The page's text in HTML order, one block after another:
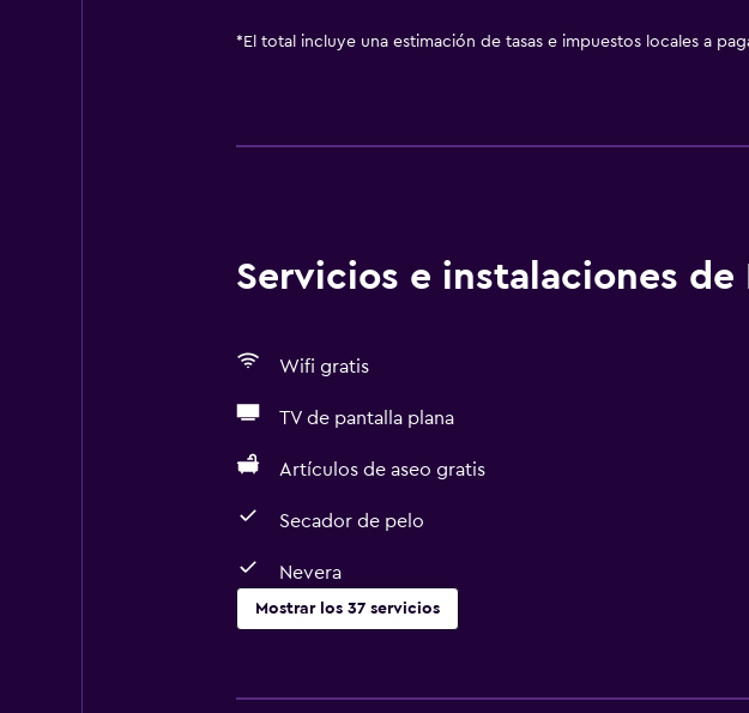
* El total incluye una estimación de tasas e impuestos locales a
Servicios e instalaciones de
Wifi gratis
TV de pantalla plana
Artículos de aseo gratis
Secador de pelo
Nevera
Mostrar los 37 servicios
Wifi gratis